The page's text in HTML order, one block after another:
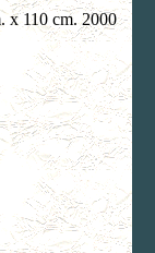
x 110 cm. 2000